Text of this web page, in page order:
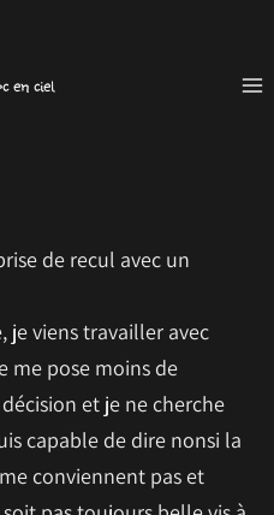
en ciel
de recul avec un
je viens travailler avec
me pose moins de
et je ne cherche
capable de dire nonsi la
conviennent pas et